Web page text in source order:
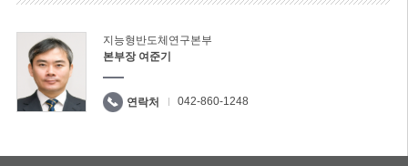
지능형반도체연구본부
본부장 여준기
연락처 042-860-1248